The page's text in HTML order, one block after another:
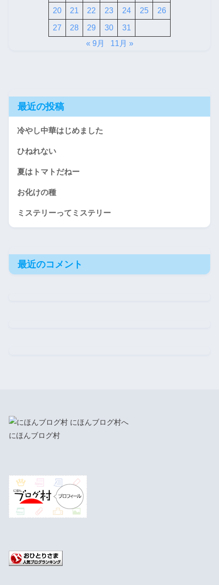
20 21 22 23 24 25 26
27 28 29 30
31
« 9月
11月 »
最近の投稿
冷やし中華はじめました
ひねれない
夏はトマトだねー
お化けの種
ミステリーってミステリー
最近のコメント
にほんブログ村